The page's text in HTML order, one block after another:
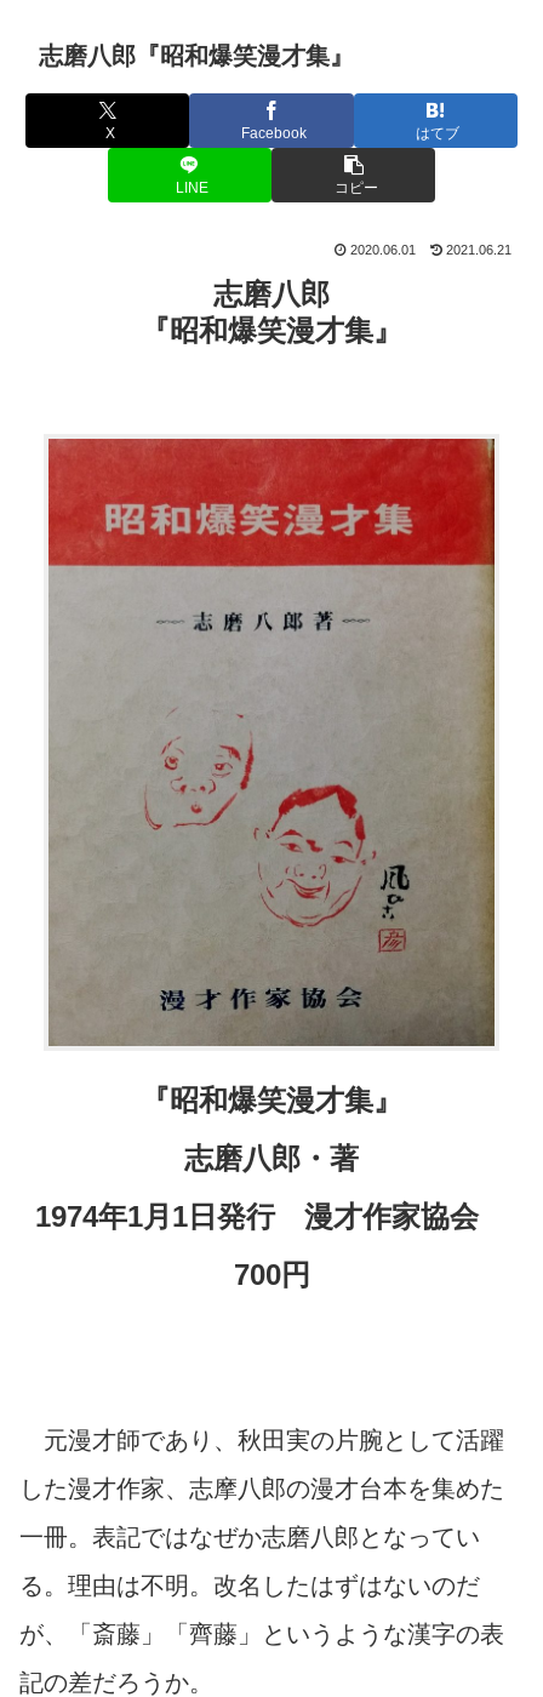
志磨八郎『昭和爆笑漫才集』
X Facebook はてブ
LINE コピー
2020.06.01 2021.06.21
志磨八郎
『昭和爆笑漫才集』
『昭和爆笑漫才集』
志磨八郎・著
1974年1月1日発行 漫才作家協会
700円
元漫才師であり、秋田実の片腕として活躍
した漫才作家、志摩八郎の漫才台本を集めた
一冊。表記ではなぜか志磨八郎となってい
る。理由は不明。改名したはずはないのだ
が、「斎藤」「齊藤」というような漢字の表
記の差だろうか。